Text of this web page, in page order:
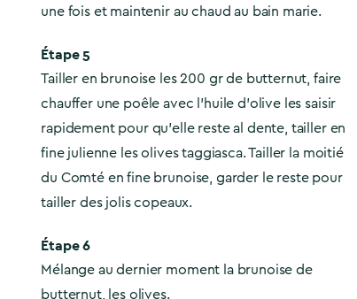
une fois et maintenir au chaud au bain marie.
Étape 5
Tailler en brunoise les 200 gr de butternut, faire
chauffer une poêle avec l’huile d’olive les saisir
rapidement pour qu’elle reste al dente, tailler en
fine julienne les olives taggiasca. Tailler la moitié
du Comté en fine brunoise, garder le reste pour
tailler des jolis copeaux.
Étape 6
Mélange au dernier moment la brunoise de
butternut, les olives.